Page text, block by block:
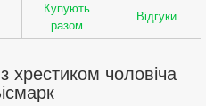
Купують
разом
Відгуки
хрестиком чоловіча